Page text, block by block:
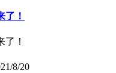
了！
！
8/20